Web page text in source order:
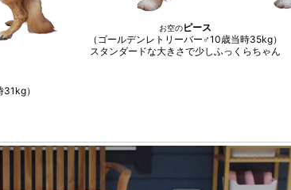
お空のピース
（ゴールデンレトリーバー♂10歳当時35kg）
スタンダードな大きさで少しふっくらちゃん
）